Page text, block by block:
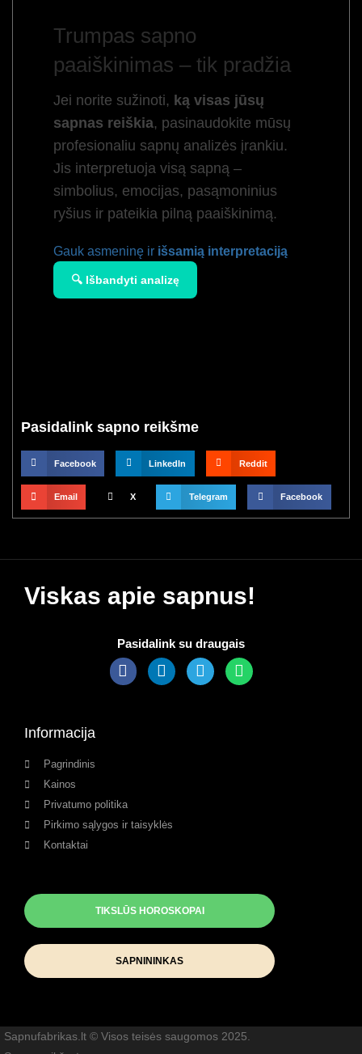
Trumpas sapno
paaiškinimas – tik pradžia
Jei norite sužinoti, ką visas jūsų
sapnas reiškia, pasinaudokite mūsų
profesionaliu sapnų analizės įrankiu.
Jis interpretuoja visą sapną –
simbolius, emocijas, pasąmoninius
ryšius ir pateikia pilną paaiškinimą.
Gauk asmeninę ir išsamią interpretaciją
🔍 Išbandyti analizę
Pasidalink sapno reikšme
Facebook LinkedIn Reddit
Email X Telegram Facebook
Viskas apie sapnus!
Pasidalink su draugais
Informacija
Pagrindinis
Kainos
Privatumo politika
Pirkimo sąlygos ir taisyklės
Kontaktai
TIKSLŪS HOROSKOPAI
SAPNININKAS
Sapnufabrikas.lt © Visos teisės saugomos 2025.